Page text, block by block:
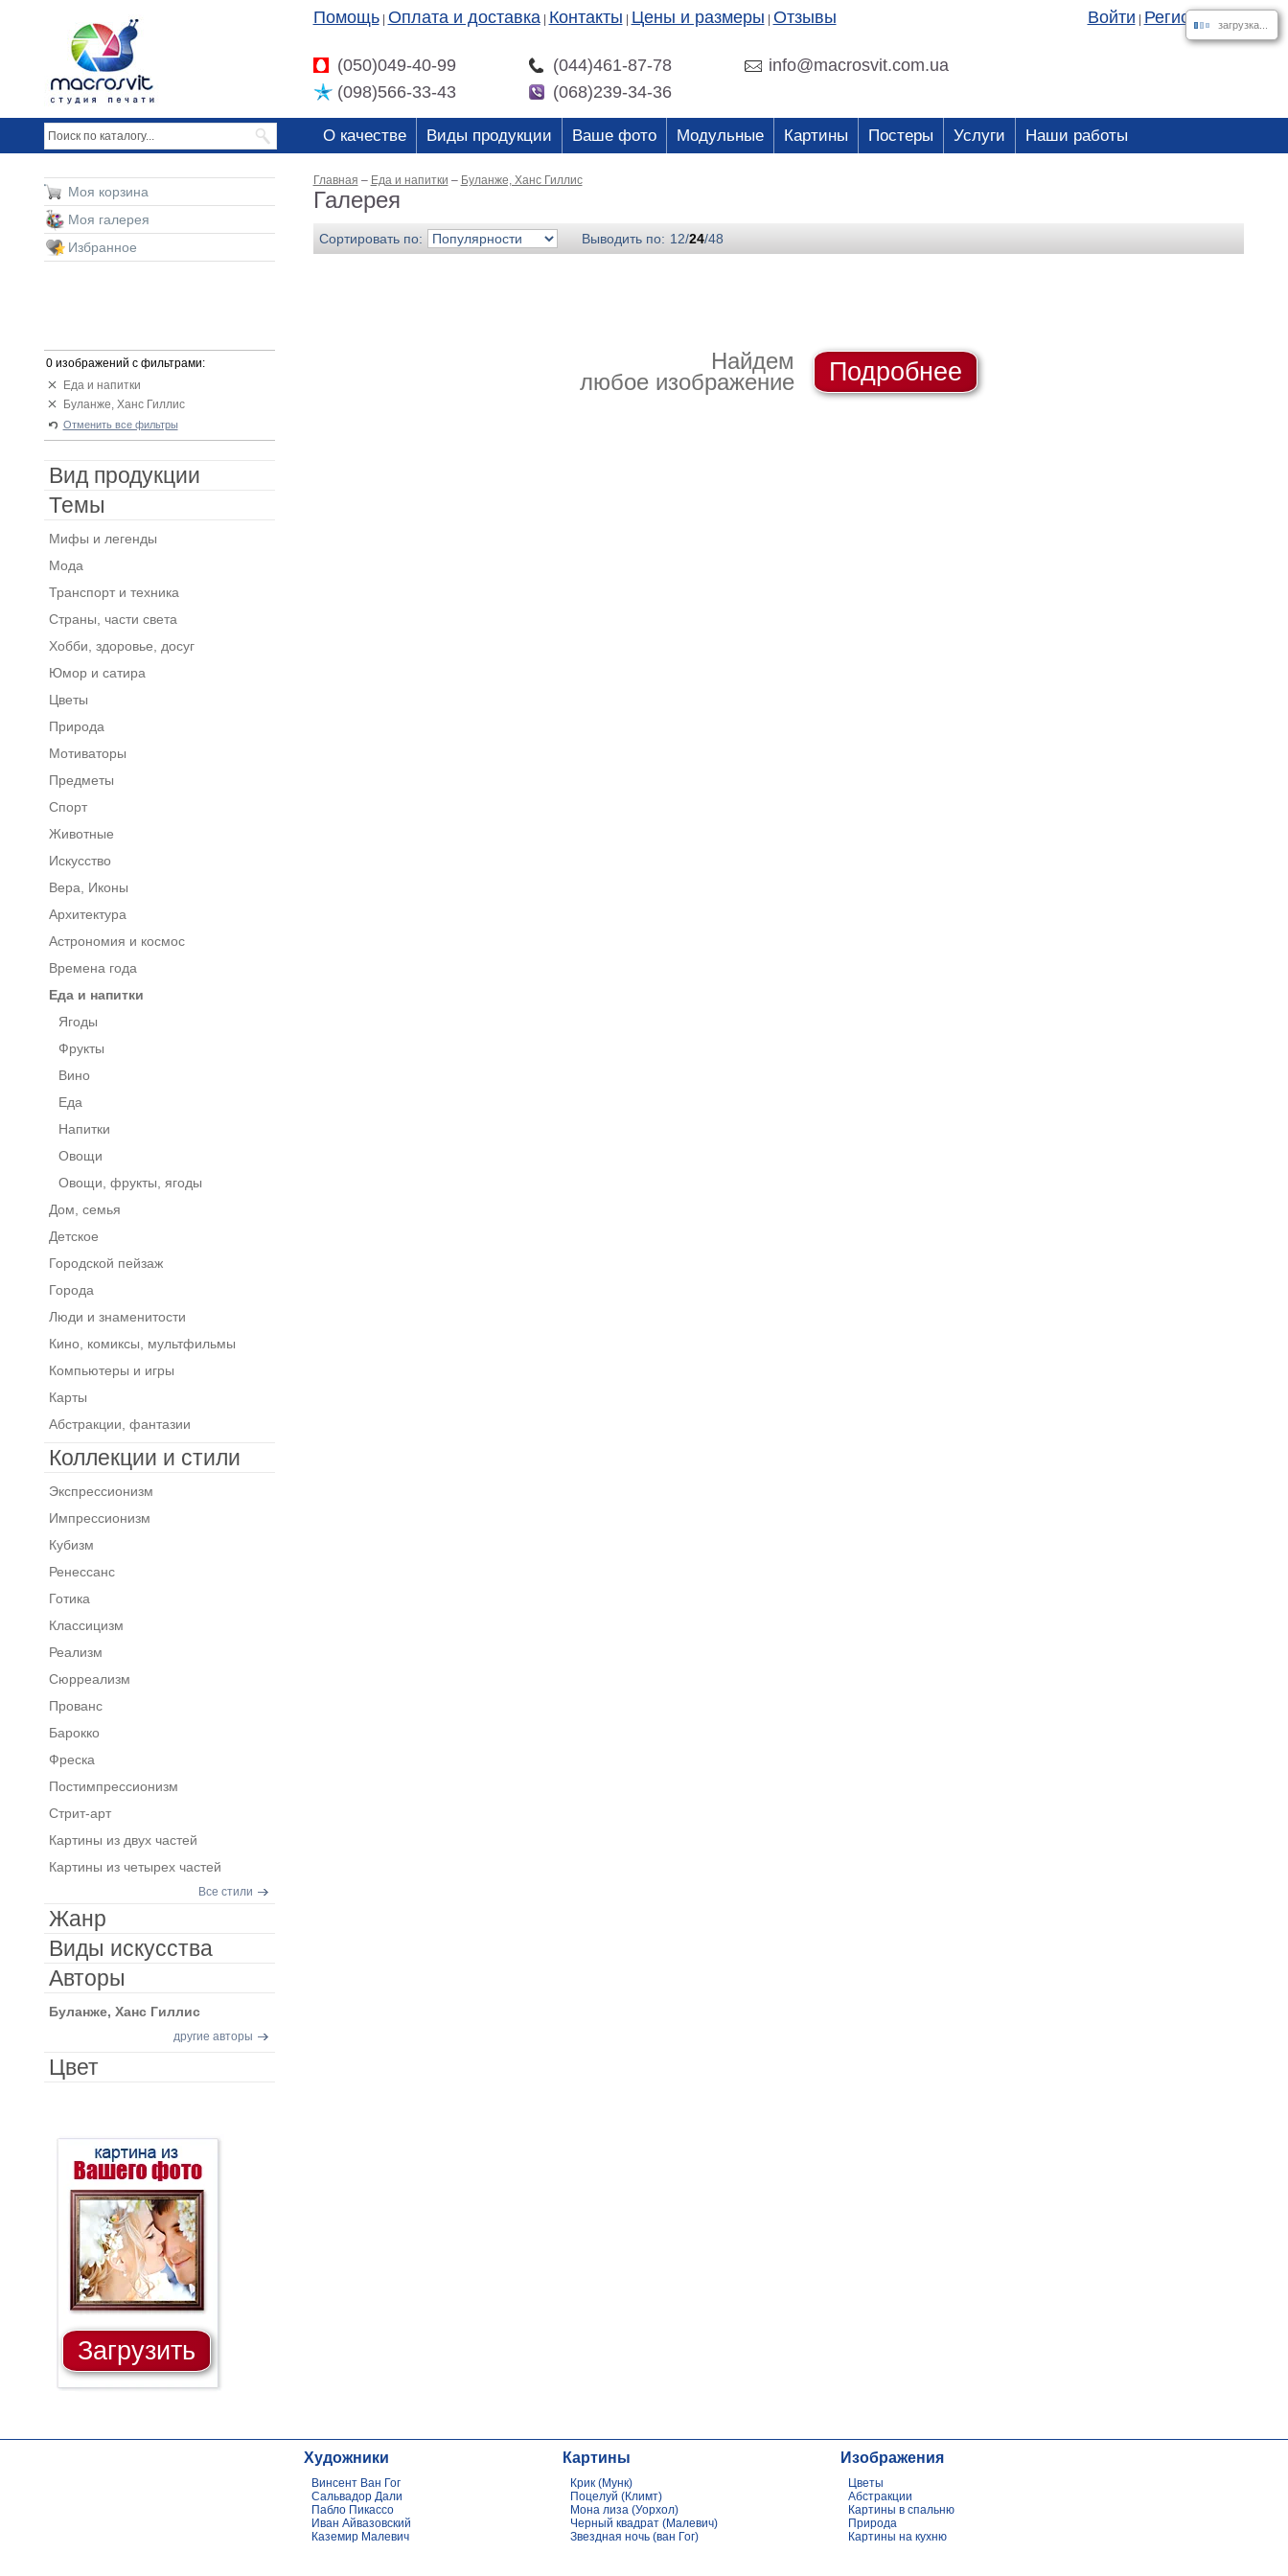
Помощь Оплата и доставка Контакты Цены и размеры Отзывы Войти Регистрация
(050)049-40-99 (044)461-87-78
info@macrosvit.com.ua
(098)566-33-43
(068)239-34-36
О качестве Виды продукции Ваше фото Модульные Картины Постеры Услуги Наши работы
Главная – Еда и напитки – Буланже, Ханс Гиллис
Галерея
Сортировать по: Выводить по: 12/24/48
Найдем
любое изображение
Подробнее
Моя корзина
Моя галерея
Избранное
0 изображений с фильтрами:
Еда и напитки
Буланже, Ханс Гиллис
Отменить все фильтры
Вид продукции
Темы
Мифы и легенды
Мода
Транспорт и техника
Страны, части света
Хобби, здоровье, досуг
Юмор и сатира
Цветы
Природа
Мотиваторы
Предметы
Спорт
Животные
Искусство
Вера, Иконы
Архитектура
Астрономия и космос
Времена года
Еда и напитки
Ягоды
Фрукты
Вино
Еда
Напитки
Овощи
Овощи, фрукты, ягоды
Дом, семья
Детское
Городской пейзаж
Города
Люди и знаменитости
Кино, комиксы, мультфильмы
Компьютеры и игры
Карты
Абстракции, фантазии
Коллекции и стили
Экспрессионизм
Импрессионизм
Кубизм
Ренессанс
Готика
Классицизм
Реализм
Сюрреализм
Прованс
Барокко
Фреска
Постимпрессионизм
Стрит-арт
Картины из двух частей
Картины из четырех частей
Все стили
Жанр
Виды искусства
Авторы
Буланже, Ханс Гиллис
другие авторы
Цвет
Загрузить
Художники
Винсент Ван Гог
Сальвадор Дали
Пабло Пикассо
Иван Айвазовский
Каземир Малевич
Картины
Крик (Мунк)
Поцелуй (Климт)
Мона лиза (Уорхол)
Черный квадрат (Малевич)
Звездная ночь (ван Гог)
Изображения
Цветы
Абстракции
Картины в спальню
Природа
Картины на кухню
загрузка...